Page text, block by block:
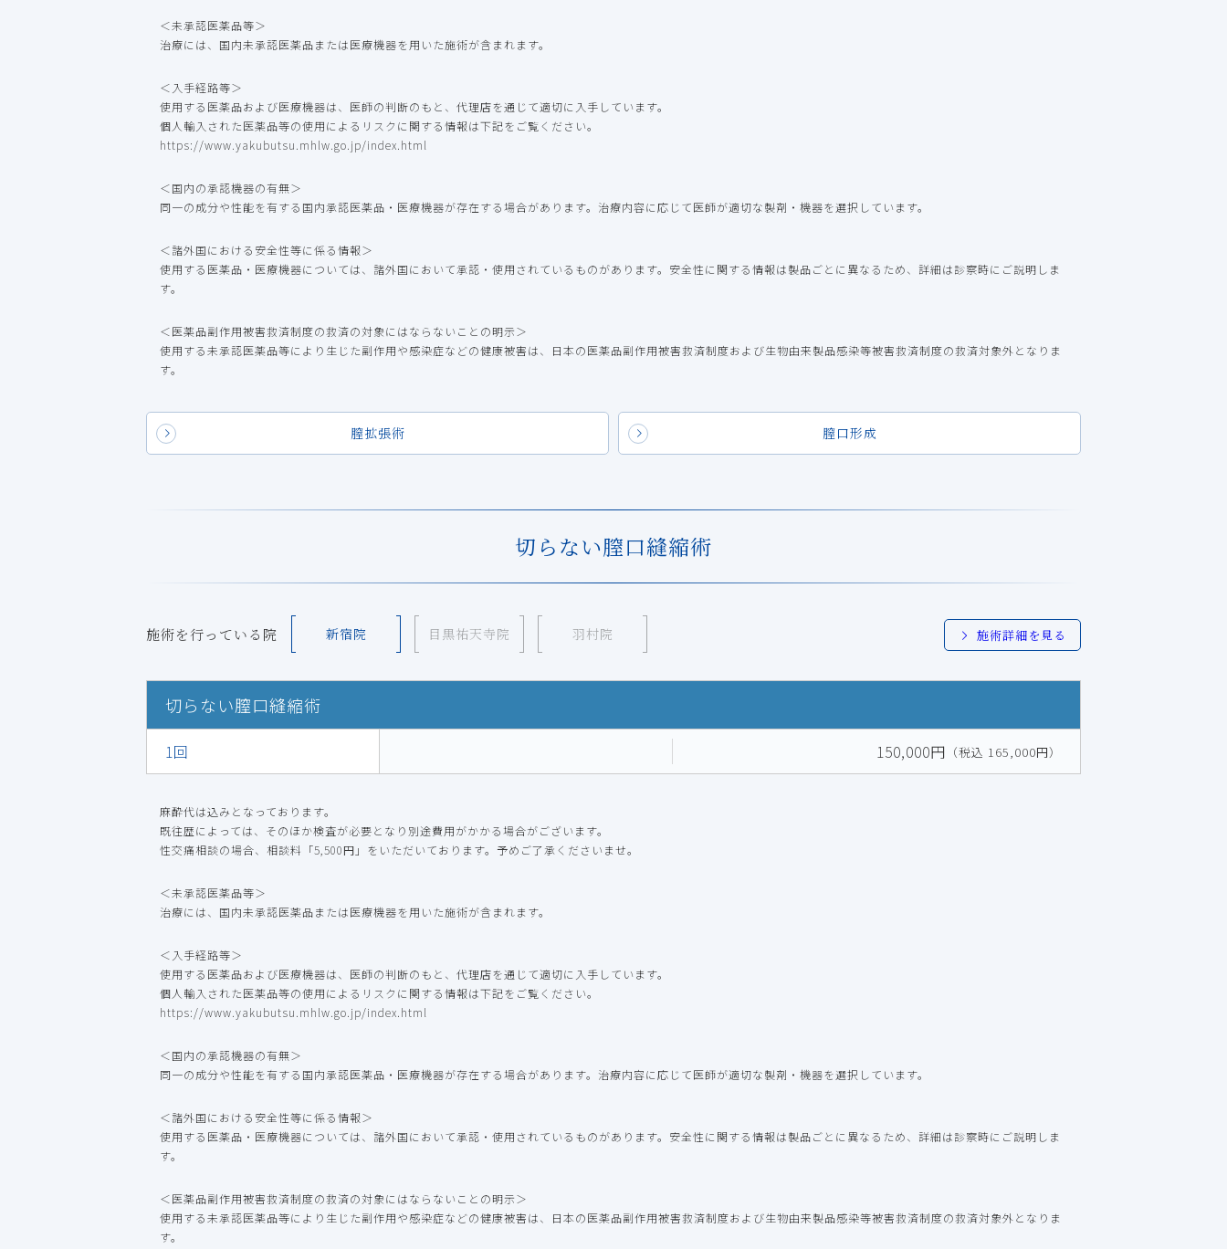
＜未承認医薬品等＞
治療には、国内未承認医薬品または医療機器を用いた施術が含まれます。
＜入手経路等＞
使用する医薬品および医療機器は、医師の判断のもと、代理店を通じて適切に入手しています。
個人輸入された医薬品等の使用によるリスクに関する情報は下記をご覧ください。
https://www.yakubutsu.mhlw.go.jp/index.html
＜国内の承認機器の有無＞
同一の成分や性能を有する国内承認医薬品・医療機器が存在する場合があります。治療内容に応じて医師が適切な製剤・機器を選択しています。
＜諸外国における安全性等に係る情報＞
使用する医薬品・医療機器については、諸外国において承認・使用されているものがあります。安全性に関する情報は製品ごとに異なるため、詳細は診察時にご説明しま
す。
＜医薬品副作用被害救済制度の救済の対象にはならないことの明示＞
使用する未承認医薬品等により生じた副作用や感染症などの健康被害は、日本の医薬品副作用被害救済制度および生物由来製品感染等被害救済制度の救済対象外となりま
す。
膣拡張術 膣口形成
切らない膣口縫縮術
施術を行っている院 新宿院 目黒祐天寺院 羽村院 施術詳細を見る
切らない膣口縫縮術
1回 150,000円 （税込 165,000円）
麻酔代は込みとなっております。
既往歴によっては、そのほか検査が必要となり別途費用がかかる場合がございます。
性交痛相談の場合、相談料「5,500円」をいただいております。予めご了承くださいませ。
＜未承認医薬品等＞
治療には、国内未承認医薬品または医療機器を用いた施術が含まれます。
＜入手経路等＞
使用する医薬品および医療機器は、医師の判断のもと、代理店を通じて適切に入手しています。
個人輸入された医薬品等の使用によるリスクに関する情報は下記をご覧ください。
https://www.yakubutsu.mhlw.go.jp/index.html
＜国内の承認機器の有無＞
同一の成分や性能を有する国内承認医薬品・医療機器が存在する場合があります。治療内容に応じて医師が適切な製剤・機器を選択しています。
＜諸外国における安全性等に係る情報＞
使用する医薬品・医療機器については、諸外国において承認・使用されているものがあります。安全性に関する情報は製品ごとに異なるため、詳細は診察時にご説明しま
す。
＜医薬品副作用被害救済制度の救済の対象にはならないことの明示＞
使用する未承認医薬品等により生じた副作用や感染症などの健康被害は、日本の医薬品副作用被害救済制度および生物由来製品感染等被害救済制度の救済対象外となりま
す。